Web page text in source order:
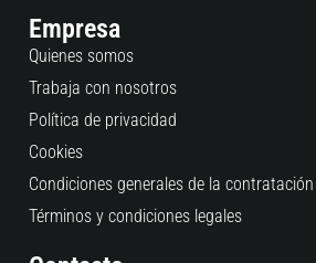
Empresa
Quienes somos
Trabaja con nosotros
Política de privacidad
Cookies
Condiciones generales de la contratación
Términos y condiciones legales